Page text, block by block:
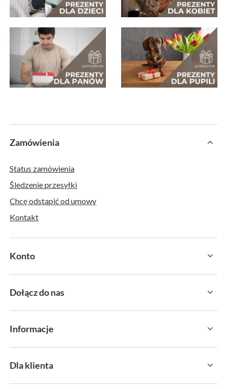
Zamówienia
Status zamówienia
Śledzenie przesyłki
Chcę odstąpić od umowy
Kontakt
Konto
Dołącz do nas
Informacje
Dla klienta